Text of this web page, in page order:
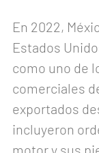
En 2022,
Estados
como uno de
comerciales
exportados
incluyeron
motor y sus